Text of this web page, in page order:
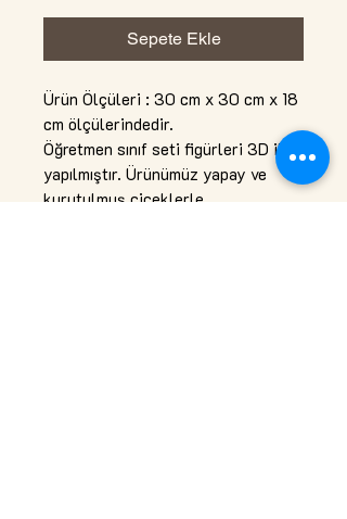
Sepete Ekle
Ürün Ölçüleri : 30 cm x 30 cm x 18
cm ölçülerindedir.
Öğretmen sınıf seti figürleri 3D ile
yapılmıştır. Ürünümüz yapay ve
kurutulmuş çiçeklerle